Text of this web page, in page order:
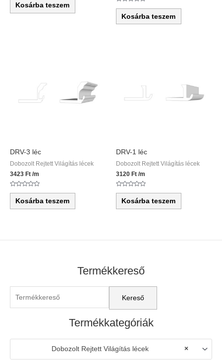
5
Kosárba teszem
Értékelés:
5
Kosárba teszem
DRV-3 léc
Dobozolt Rejtett Világítás lécek
3423 Ft /m
Értékelés:
5
Kosárba teszem
DRV-1 léc
Dobozolt Rejtett Világítás lécek
3120 Ft /m
Értékelés:
5
Kosárba teszem
Termékkereső
Termékkategóriák
×
Dobozolt Rejtett Világítás lécek